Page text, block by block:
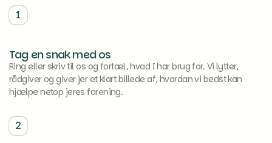
1
Tag en snak med os
Ring eller skriv til os og fortæl, hvad I har brug for. Vi lytter,
rådgiver og giver jer et klart billede af, hvordan vi bedst kan
hjælpe netop jeres forening.
2